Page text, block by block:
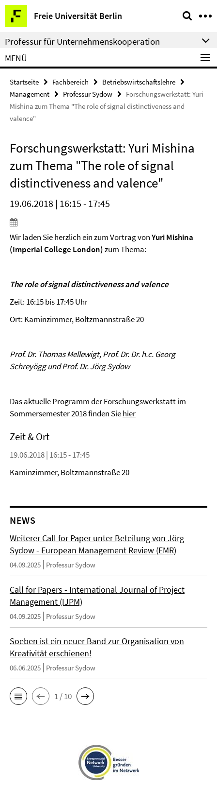
Springe
direkt
zu
Inhalt
Freie Universität Berlin
Service-
Navigation
Professur für Unternehmenskooperation
MENÜ
Startseite Fachbereich
Betriebswirtschaftslehre
Management
Professur Sydow
Forschungswerkstatt: Yuri
Mishina zum Thema "The role of signal distinctiveness and
valence"
Forschungswerkstatt: Yuri Mishina
zum Thema "The role of signal
distinctiveness and valence"
19.06.2018 | 16:15 - 17:45
Wir laden Sie herzlich ein zum Vortrag vonYuri Mishina
(Imperial College London)zum Thema:
The role of signal distinctiveness and valence
Zeit: 16:15 bis 17:45 Uhr
Ort: Kaminzimmer, Boltzmannstraße 20
Prof. Dr. Thomas Mellewigt, Prof. Dr. Dr. h.c. Georg
Schreyögg und Prof. Dr. Jörg Sydow
Das aktuelle Programm der Forschungswerkstatt im
Sommersemester 2018 finden Siehier
Zeit & Ort
19.06.2018 | 16:15 - 17:45
Kaminzimmer, Boltzmannstraße 20
NEWS
Weiterer Call for Paper unter Beteilung von Jörg
Sydow - European Management Review (EMR)
04.09.2025 Professur Sydow
Call for Papers - International Journal of Project
Management (IJPM)
04.09.2025 Professur Sydow
Soeben ist ein neuer Band zur Organisation von
Kreativität erschienen!
06.06.2025 Professur Sydow
1 / 10